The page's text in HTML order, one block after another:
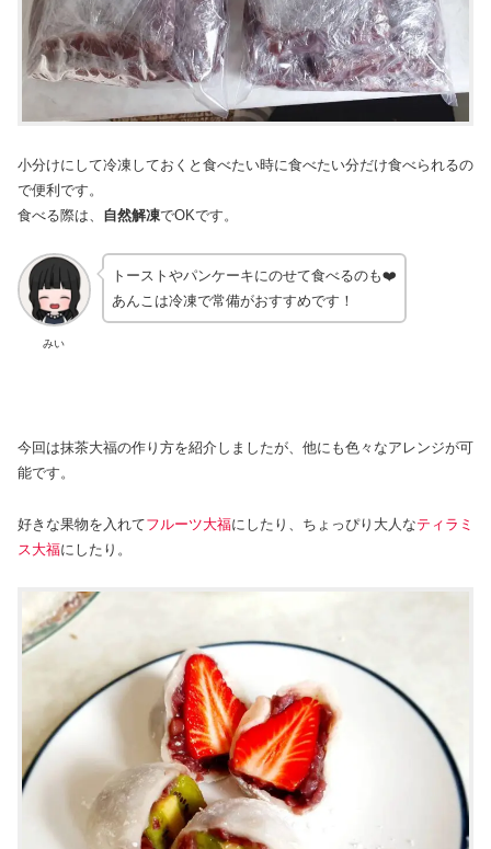
小分けにして冷凍しておくと食べたい時に食べたい分だけ食べられるの
で便利です。
食べる際は、 自然解凍でOKです。
みい
トーストやパンケーキにのせて食べるのも❤️
あんこは冷凍で常備がおすすめです！
今回は抹茶大福の作り方を紹介しましたが、他にも色々なアレンジが可
能です。
好きな果物を入れてフルーツ大福にしたり、ちょっぴり大人なティラミ
ス大福にしたり。